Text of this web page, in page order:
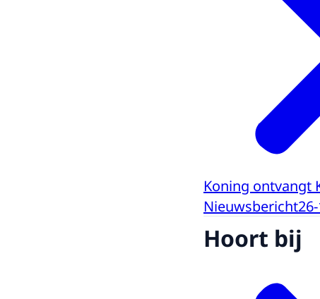
Koning ontvangt
Nieuwsbericht
Hoort bij